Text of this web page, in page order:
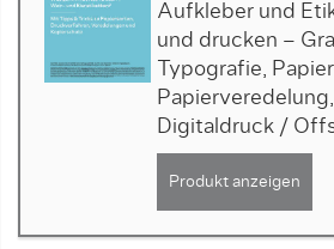
Aufkleber und
und drucken –
Typografie,
Digitaldruck /
Produkt anzeigen